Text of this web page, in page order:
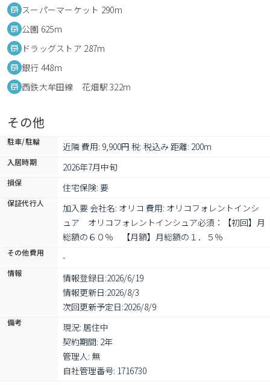
スーパーマーケット 290m
公園 625m
ドラッグストア 287m
銀行 448m
西鉄大牟田線 花畑駅 322m
その他
駐車/駐輪 近隣 費用: 9,900円 税: 税込み 距離: 200m
入居時期 2026年7月中旬
損保 住宅保険: 要
保証代行人
加入要 会社名: オリコ 費用: オリコフォレントインシ
ュア　オリコフォレントインシュア必須：【初回】月
総額の６０％　【月額】月総額の１．５％
その他費用 -
情報 情報登録日:2026/6/19
情報更新日:2026/8/3
次回更新予定日:2026/8/9
備考
現況: 居住中
契約期間: 2年
管理人: 無
自社管理番号: 1716730